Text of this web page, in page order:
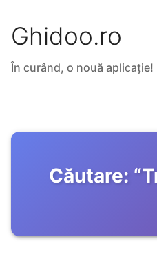
Ghidoo.ro
În curând, o nouă aplicație!
Căutare: “